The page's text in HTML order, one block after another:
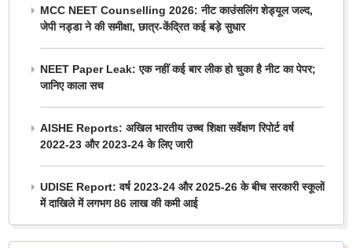
MCC NEET Counselling 2026: नीट काउंसलिंग शेड्यूल जल्द,
जेपी नड्डा ने की समीक्षा, छात्र-केंद्रित कई बड़े सुधार
NEET Paper Leak: एक नहीं कई बार लीक हो चुका है नीट का पेपर;
जानिए काला सच
AISHE Reports: अखिल भारतीय उच्च शिक्षा सर्वेक्षण रिपोर्ट वर्ष
2022-23 और 2023-24 के लिए जारी
UDISE Report: वर्ष 2023-24 और 2025-26 के बीच सरकारी स्कूलों
में दाखिले में लगभग 86 लाख की कमी आई